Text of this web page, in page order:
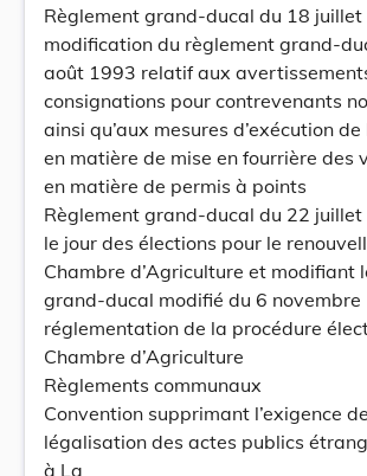
Règlement grand-ducal du 18
modification du règlement grand-
août 1993 relatif aux
consignations pour contrevenants
ainsi qu’aux mesures d’exécution
en matière de mise en fourrière des
en matière de permis à points
Règlement grand-ducal du 22
le jour des élections pour le
Chambre d’Agriculture et modifiant
grand-ducal modifié du 6
réglementation de la procédure
Chambre d’Agriculture
Règlements communaux
Convention supprimant l’exigence
légalisation des actes publics
à La